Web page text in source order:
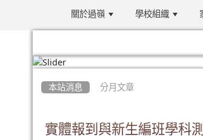
關於過嶺 學校組織
本站消息 分月文章
實體報到與新生編班學科